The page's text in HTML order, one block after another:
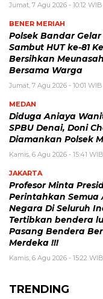
Jumat, 7 Agu 2026 - 10:12 WIB
BENER MERIAH
Polsek Bandar
Sambut HUT ke-81
Bersihkan
Bersama Warga
Jumat, 7 Agu 2026 - 10:01 WIB
MEDAN
Diduga Aniaya
SPBU Denai, Doni
Diamankan Polsek
Kamis, 6 Agu 2026 - 15:41 WIB
JAKARTA
Profesor Minta
Perintahkan Semua
Negara Di Seluruh
Tertibkan bendera
Pasang Bendera
Merdeka !!!
Kamis, 6 Agu 2026 - 15:22 WIB
TRENDING